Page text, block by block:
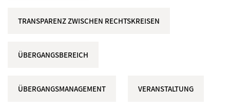
TRANSPARENZ ZWISCHEN RECHTSKREISEN
ÜBERGANGSBEREICH
ÜBERGANGSMANAGEMENT VERANSTALTUNG